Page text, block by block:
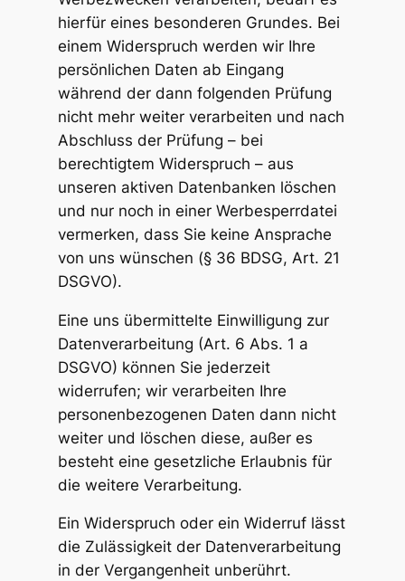
hierfür eines besonderen Grundes. Bei
einem Widerspruch werden wir Ihre
persönlichen Daten ab Eingang
während der dann folgenden Prüfung
nicht mehr weiter verarbeiten und nach
Abschluss der Prüfung – bei
berechtigtem Widerspruch – aus
unseren aktiven Datenbanken löschen
und nur noch in einer Werbesperrdatei
vermerken, dass Sie keine Ansprache
von uns wünschen (§ 36 BDSG, Art. 21
DSGVO).
Eine uns übermittelte Einwilligung zur
Datenverarbeitung (Art. 6 Abs. 1 a
DSGVO) können Sie jederzeit
widerrufen; wir verarbeiten Ihre
personenbezogenen Daten dann nicht
weiter und löschen diese, außer es
besteht eine gesetzliche Erlaubnis für
die weitere Verarbeitung.
Ein Widerspruch oder ein Widerruf lässt
die Zulässigkeit der Datenverarbeitung
in der Vergangenheit unberührt.